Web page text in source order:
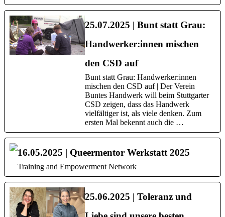
25.07.2025 | Bunt statt Grau:
Handwerker:innen mischen
den CSD auf
Bunt statt Grau: Handwerker:innen
mischen den CSD auf | Der Verein
Buntes Handwerk will beim Stuttgarter
CSD zeigen, dass das Handwerk
vielfältiger ist, als viele denken. Zum
ersten Mal bekennt auch die …
16.05.2025 | Queermentor Werkstatt 2025
Training and Empowerment Network
25.06.2025 | Toleranz und